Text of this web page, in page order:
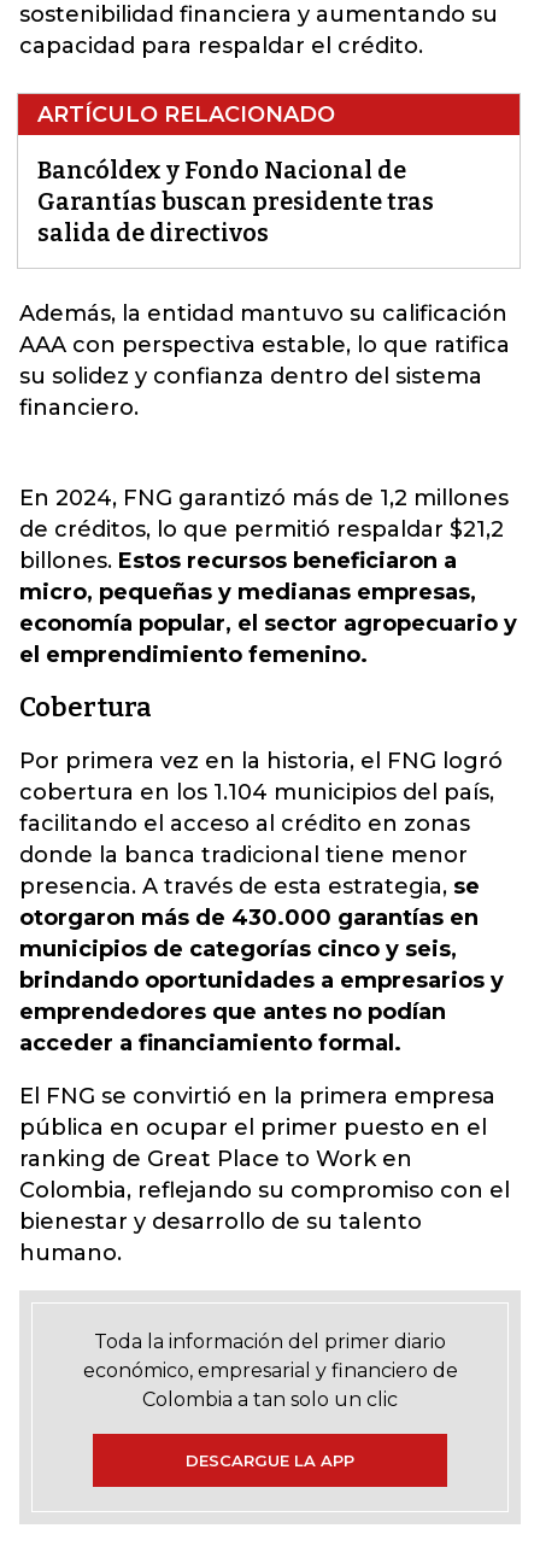
sostenibilidad financiera y aumentando su
capacidad para respaldar el crédito.
ARTÍCULO RELACIONADO
Bancóldex y Fondo Nacional de
Garantías buscan presidente tras
salida de directivos
Además, la entidad mantuvo su calificación
AAA con perspectiva estable, lo que ratifica
su solidez y confianza dentro del sistema
financiero.
En 2024, FNG garantizó más de 1,2 millones
de créditos, lo que permitió respaldar $21,2
billones. Estos recursos beneficiaron a
micro, pequeñas y medianas empresas,
economía popular, el sector agropecuario y
el emprendimiento femenino.
Cobertura
Por primera vez en la historia, el FNG logró
cobertura en los 1.104 municipios del país,
facilitando el acceso al crédito en zonas
donde la banca tradicional tiene menor
presencia. A través de esta estrategia, se
otorgaron más de 430.000 garantías en
municipios de categorías cinco y seis,
brindando oportunidades a empresarios y
emprendedores que antes no podían
acceder a financiamiento formal.
El FNG se convirtió en la primera empresa
pública en ocupar el primer puesto en el
ranking de Great Place to Work en
Colombia, reflejando su compromiso con el
bienestar y desarrollo de su talento
humano.
Toda la información del primer diario
económico, empresarial y financiero de
Colombia a tan solo un clic
DESCARGUE LA APP